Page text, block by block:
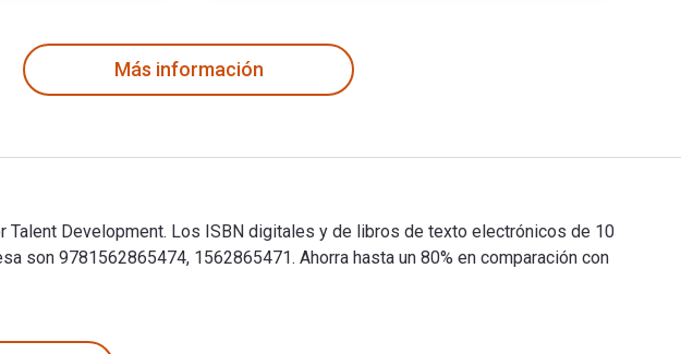
Más información
Development. Los ISBN digitales y de libros de texto electrónicos de 10
9781562865474, 1562865471. Ahorra hasta un 80% en comparación con